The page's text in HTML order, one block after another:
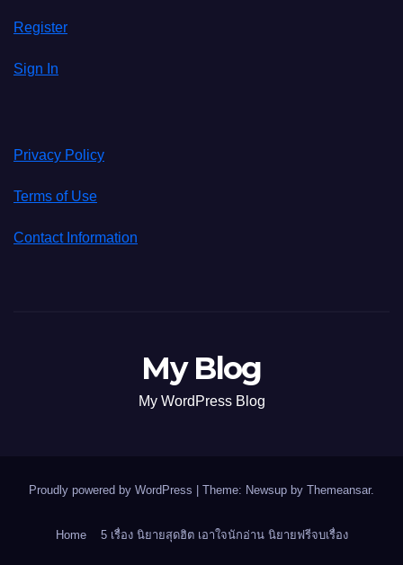
Register
Sign In
Privacy Policy
Terms of Use
Contact Information
My Blog
My WordPress Blog
Proudly powered by WordPress | Theme: Newsup by Themeansar.
Home 5 เรื่อง นิยายสุดฮิต เอาใจนักอ่าน นิยายฟรีจบเรื่อง